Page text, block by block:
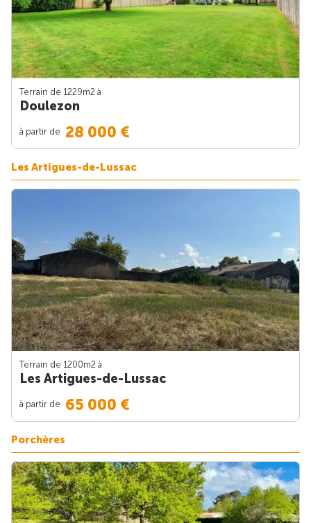
Terrain de 1229m2 à
Doulezon
à partir de 28 000 €
Les Artigues-de-Lussac
Terrain de 1200m2 à
Les Artigues-de-Lussac
à partir de 65 000 €
Porchères